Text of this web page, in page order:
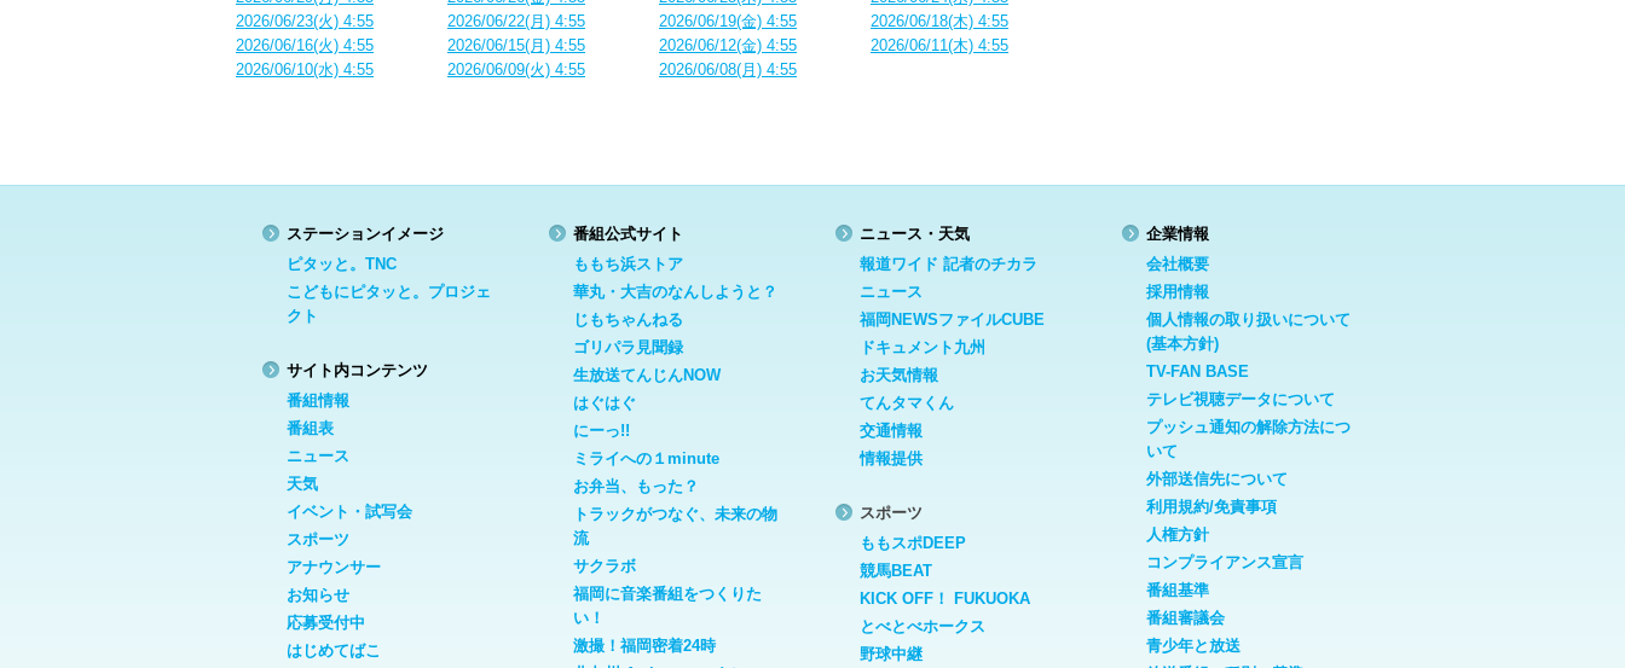
2026/06/23(火) 4:55
2026/06/22(月) 4:55 2026/06/19(金) 4:55
2026/06/18(木) 4:55
2026/06/16(火) 4:55
2026/06/15(月) 4:55 2026/06/12(金) 4:55
2026/06/11(木) 4:55
2026/06/10(水) 4:55
2026/06/09(火) 4:55 2026/06/08(月) 4:55
ステーションイメージ
ピタッと。TNC
こどもにピタッと。プロジェ
クト
サイト内コンテンツ
番組情報
番組表
ニュース
天気
イベント・試写会
スポーツ
アナウンサー
お知らせ
応募受付中
はじめてばこ
番組公式サイト
ももち浜ストア
華丸・大吉のなんしようと？
じもちゃんねる
ゴリパラ見聞録
生放送てんじんNOW
はぐはぐ
にーっ!!
ミライへの１minute
お弁当、もった？
トラックがつなぐ、未来の物
流
サクラボ
福岡に音楽番組をつくりた
い！
激撮！福岡密着24時
ニュース・天気
報道ワイド 記者のチカラ
ニュース
福岡NEWSファイルCUBE
ドキュメント九州
お天気情報
てんタマくん
交通情報
情報提供
スポーツ
ももスポDEEP
競馬BEAT
KICK OFF！ FUKUOKA
とべとべホークス
野球中継
企業情報
会社概要
採用情報
個人情報の取り扱いについて
(基本方針)
TV-FAN BASE
テレビ視聴データについて
プッシュ通知の解除方法につ
いて
外部送信先について
利用規約/免責事項
人権方針
コンプライアンス宣言
番組基準
番組審議会
青少年と放送